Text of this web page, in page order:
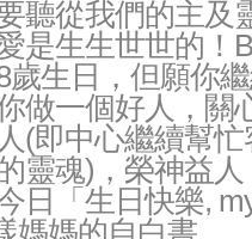
聽從我們的主及
是生生世世的！
歲生日，但願你
做一個好人，關
(即中心繼續幫
靈魂)，榮神益
日「生日快樂,
媽的自白書。